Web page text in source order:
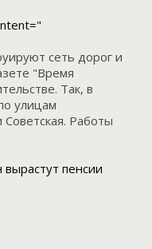
сеть дорог и
"Время
Так, в
улицам
Работы